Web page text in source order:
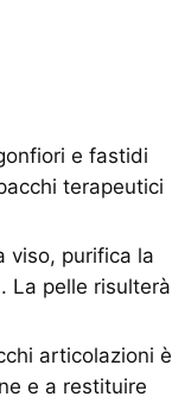
e fastidi
terapeutici
viso, purifica la
La pelle risulterà
articolazioni è
e a restituire